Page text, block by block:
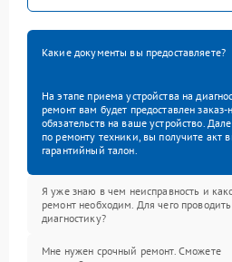
Какие документы вы предоставляете?
На этапе приема устройства на
ремонт вам будет предоставлен
обязательств на ваше устройство.
по ремонту техники, вы получите акт
гарантийный талон.
Я уже знаю в чем неисправность и
ремонт необходим. Для чего проводить
диагностику?
Мне нужен срочный ремонт. Сможете